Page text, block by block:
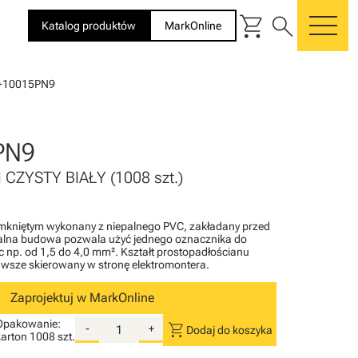
Katalog produktów MarkOnline shopping_cart search
CZYSTY BIAŁY (1008 szt.)
wykonany z niepalnego PVC, zakładany przed
budowa pozwala użyć jednego oznacznika do
od 1,5 do 4,0 mm². Kształt prostopadłościanu
skierowany w stronę elektromontera.
Zaprojektuj w MarkOnline
1008 szt.
- + shopping_cart Dodaj do koszyka